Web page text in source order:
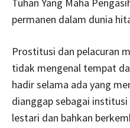
Tuhan Yang Maha
permanen dalam dunia
Prostitusi dan pelacuran
tidak mengenal tempat
hadir selama ada yang
dianggap sebagai
lestari dan bahkan